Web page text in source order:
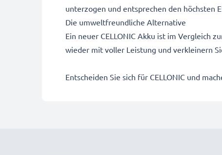
unterzogen und entsprechen den höchsten
Die umweltfreundliche Alternative
Ein neuer CELLONIC Akku ist im Vergleich
wieder mit voller Leistung und verkleinern
Entscheiden Sie sich für CELLONIC und